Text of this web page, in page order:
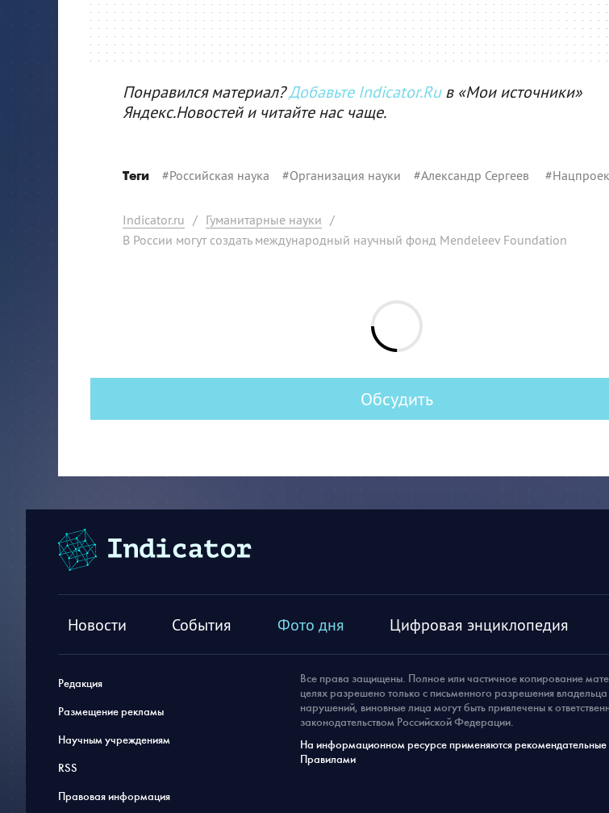
Понравился материал?Добавьте Indicator.Ruв «Мои источники»
Яндекс.Новостей и читайте нас чаще.
Теги #Российская наука #Организация науки #Александр Сергеев #
Indicator.ru / Гуманитарные науки /
В России могут создать международный научный фонд Mendeleev Foundation
Обсудить
Новости События Фото дня Цифровая энциклопедия
Редакция
Размещение рекламы
Научным учреждениям
RSS
Правовая информация
Все права защищены. Полное или частичное копирование
целях разрешено только с письменного разрешения
нарушений, виновные лица могут быть привлечены к
законодательством Российской Федерации.
На информационном ресурсе применяются рекомендательные
Правилами